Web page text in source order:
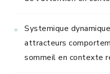
Systemique
attracteurs
sommeil en contexte